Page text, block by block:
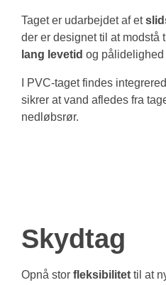
Taget er udarbejdet af et
der er designet til at modstå
lang levetid og pålidelighed
I PVC-taget findes
sikrer at vand afledes fra
nedløbsrør.
Skydtag
Opnå stor fleksibilitet til at